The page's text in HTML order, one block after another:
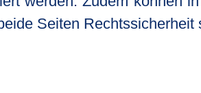
Seiten Rechtssicherheit